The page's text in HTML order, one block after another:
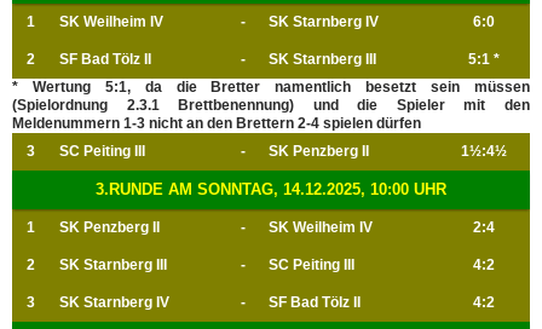
1 SK Weilheim IV - SK Starnberg IV 6:0
2 SF Bad Tölz II - SK Starnberg III
5:1 *
* Wertung 5:1, da die Bretter namentlich besetzt sein müssen
(Spielordnung 2.3.1 Brettbenennung) und die Spieler mit den
Meldenummern 1-3 nicht an den Brettern 2-4 spielen dürfen
3
SC Peiting III - SK Penzberg II 1½:4½
3.RUNDE AM SONNTAG, 14.12.2025, 10:00 UHR
1 SK Penzberg II - SK Weilheim IV 2:4
2 SK Starnberg III - SC Peiting III 4:2
3 SK Starnberg IV - SF Bad Tölz II 4:2